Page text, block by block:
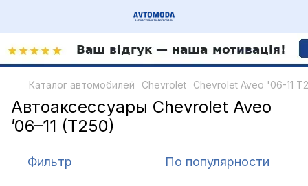
Каталог автомобилей Chevrolet Chevrolet Aveo '06-11
Автоаксессуары Chevrolet Aveo
’06–11 (T250)
Фильтр По популярности